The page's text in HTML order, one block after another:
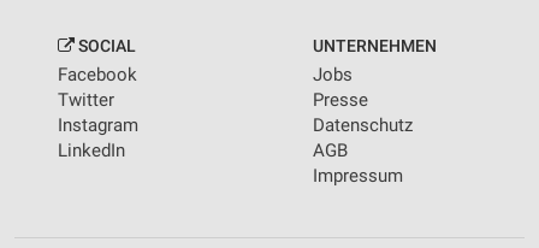
SOCIAL
Facebook
Twitter
Instagram
LinkedIn
UNTERNEHMEN
Jobs
Presse
Datenschutz
AGB
Impressum